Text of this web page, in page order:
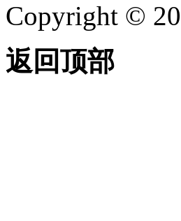
Copyright ©
返回顶部